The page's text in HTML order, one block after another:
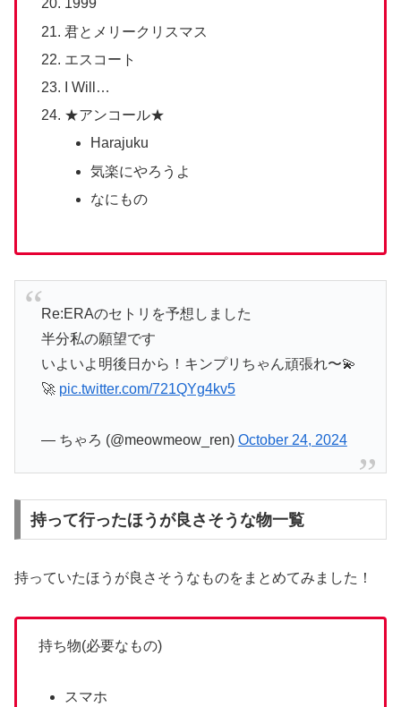
1999
君とメリークリスマス
エスコート
I Will…
★アンコール★
Harajuku
気楽にやろうよ
なにもの
Re:ERAのセトリを予想しました
半分私の願望です
いよいよ明後日から！キンプリちゃん頑張れ〜💫
🚀 pic.twitter.com/721QYg4kv5
— ちゃろ (@meowmeow_ren) October 24, 2024
持って行ったほうが良さそうな物一覧
持っていたほうが良さそうなものをまとめてみました！
持ち物(必要なもの)
スマホ